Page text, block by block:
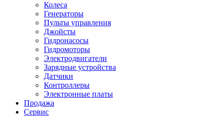
Колеса
Генераторы
Пульты управления
Джойсты
Гидронасосы
Гидромоторы
Электродвигатели
Зарядные устройства
Датчики
Контроллеры
Электронные платы
Продажа
Сервис